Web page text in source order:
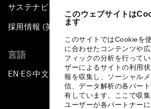
このウェブサイトは
ます
このサイトではCookieを
に合わせたコンテンツや
フィックの分析を行って
ザーによるサイトの利用
報を収集し、ソーシャル
信、データ解析の各パー
有しています。ここで収集
ユーザーが各パートナー
サステナビリティへの取り組み
採用情報 (英語のみ)
言語
EN ▪ ES▪中文▪ 日本語